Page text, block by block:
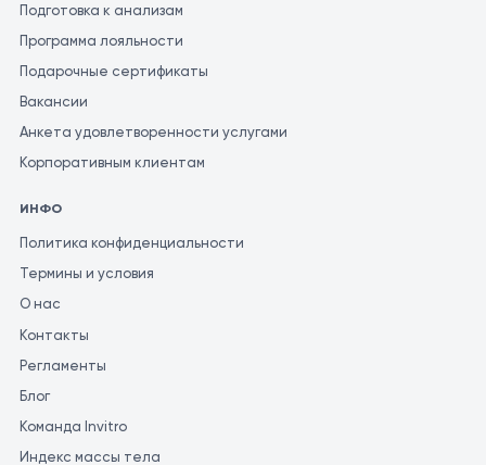
Подготовка к анализам
Программа лояльности
Подарочные сертификаты
Вакансии
Анкета удовлетворенности услугами
Корпоративным клиентам
ИНФО
Политика конфиденциальности
Термины и условия
О нас
Контакты
Регламенты
Блог
Команда Invitro
Индекс массы тела